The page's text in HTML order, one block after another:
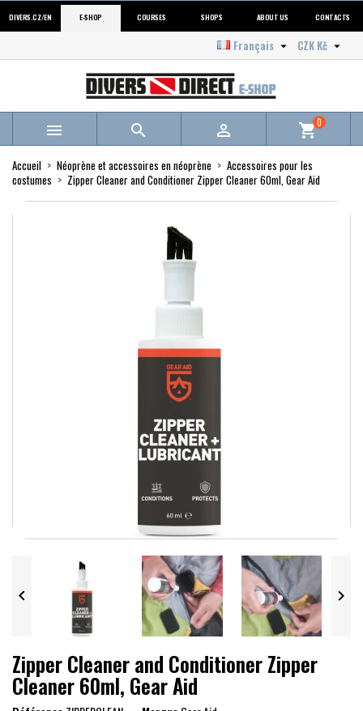
DIVERS.CZ/EN E-SHOP COURSES SHOPS ABOUT US CONTACTS
CZK Kč 
Français 
   shopping_cart0
Accueil Néoprène et accessoires en néoprène
Accessoires pour les
costumes
Zipper Cleaner and Conditioner Zipper Cleaner 60ml, Gear Aid
 
Zipper Cleaner and Conditioner Zipper
Cleaner 60ml, Gear Aid